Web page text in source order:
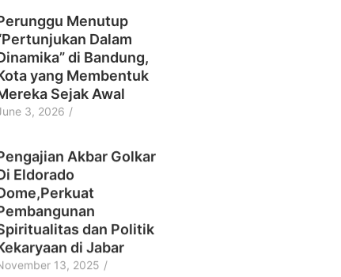
Menutup
Dalam
di Bandung,
yang Membentuk
Sejak Awal
3, 2026 /
Akbar Golkar
Eldorado
dan Politik
di Jabar
13, 2025 /